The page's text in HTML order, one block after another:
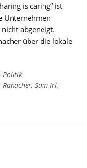
is caring“ ist
Unternehmen
abgeneigt.
über die lokale
Politik
Ranacher, Sam Irl,